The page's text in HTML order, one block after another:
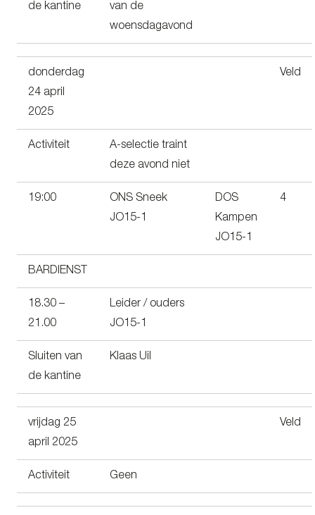
de kantine
van de
woensdagavond
donderdag
24 april
2025
Veld
Activiteit
A-selectie traint
deze avond niet
19:00
ONS Sneek
JO15-1
DOS
Kampen
JO15-1
4
BARDIENST
18.30 –
21.00
Leider / ouders
JO15-1
Sluiten van
de kantine
Klaas Uil
vrijdag 25
april 2025
Veld
Activiteit Geen